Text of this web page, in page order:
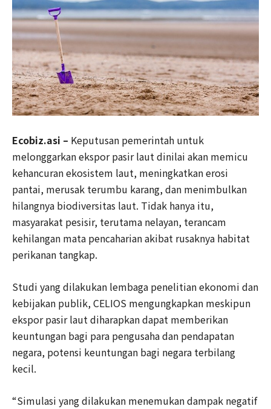
Ecobiz.asi – Keputusan pemerintah untuk
melonggarkan ekspor pasir laut dinilai akan memicu
kehancuran ekosistem laut, meningkatkan erosi
pantai, merusak terumbu karang, dan menimbulkan
hilangnya biodiversitas laut. Tidak hanya itu,
masyarakat pesisir, terutama nelayan, terancam
kehilangan mata pencaharian akibat rusaknya habitat
perikanan tangkap.
Studi yang dilakukan lembaga penelitian ekonomi dan
kebijakan publik, CELIOS mengungkapkan meskipun
ekspor pasir laut diharapkan dapat memberikan
keuntungan bagi para pengusaha dan pendapatan
negara, potensi keuntungan bagi negara terbilang
kecil.
“Simulasi yang dilakukan menemukan dampak negatif